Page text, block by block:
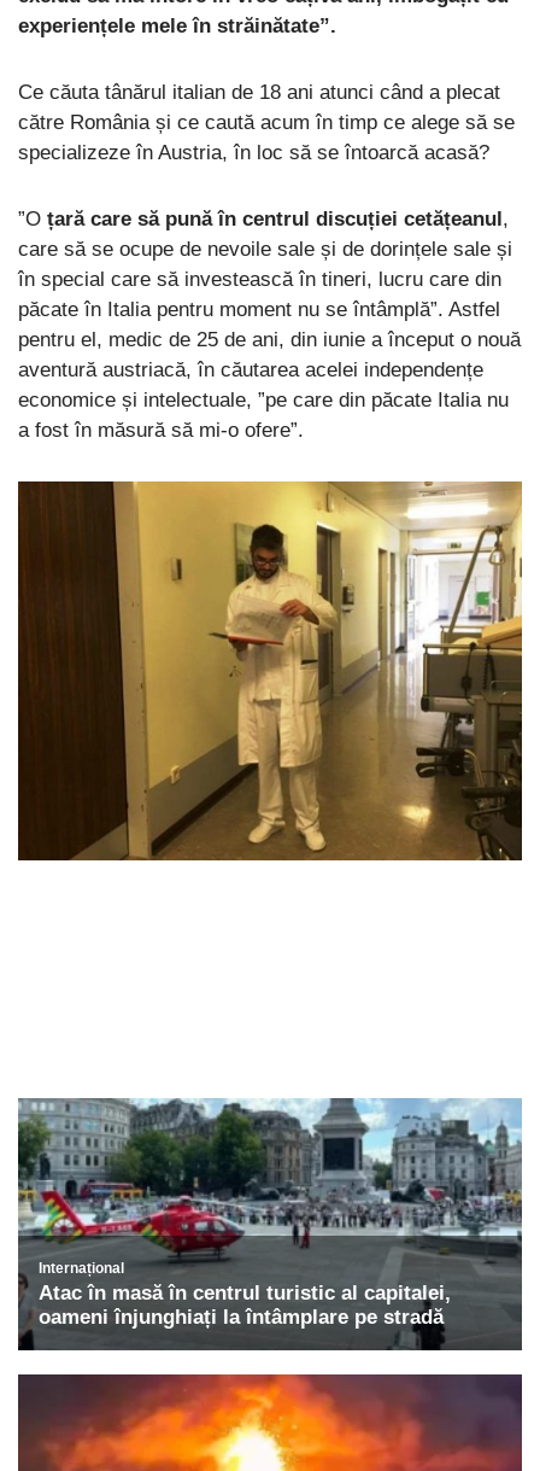
experiențele mele în străinătate”.
Ce căuta tânărul italian de 18 ani atunci când a plecat
către România și ce caută acum în timp ce alege să se
specializeze în Austria, în loc să se întoarcă acasă?
”O țară care să pună în centrul discuției cetățeanul,
care să se ocupe de nevoile sale și de dorințele sale și
în special care să investească în tineri, lucru care din
păcate în Italia pentru moment nu se întâmplă”. Astfel
pentru el, medic de 25 de ani, din iunie a început o nouă
aventură austriacă, în căutarea acelei independențe
economice și intelectuale, ”pe care din păcate Italia nu
a fost în măsură să mi-o ofere”.